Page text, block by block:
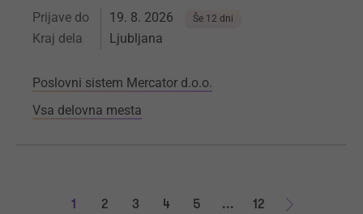
Prijave do 19. 8. 2026 Še 12 dni
Kraj dela Ljubljana
Poslovni sistem Mercator d.o.o.
Vsa delovna mesta
1 2 3 4 5 ...
12